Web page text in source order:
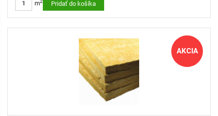
vegetačné nádoby a kvetináče
zelené plochy medzi koľajami železníc
m2 Pridať do košíka
AKCIA